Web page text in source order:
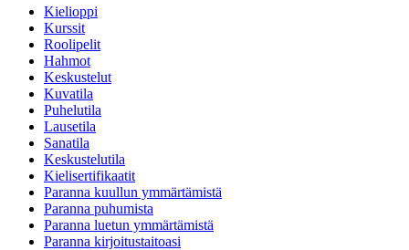
Kielioppi
Kurssit
Roolipelit
Hahmot
Keskustelut
Kuvatila
Puhelutila
Lausetila
Sanatila
Keskustelutila
Kielisertifikaatit
Paranna kuullun ymmärtämistä
Paranna puhumista
Paranna luetun ymmärtämistä
Paranna kirjoitustaitoasi